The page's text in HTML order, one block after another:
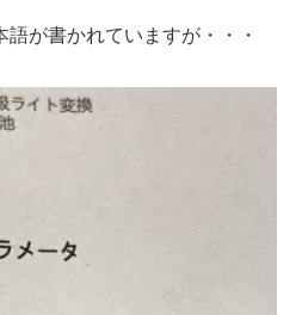
が書かれていますが・・・